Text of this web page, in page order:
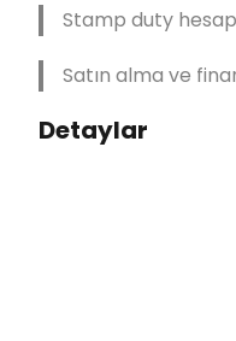
Stamp duty
Satın alma ve
Detaylar